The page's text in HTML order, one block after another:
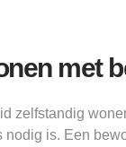
met
zelfstandig
nodig is. Een